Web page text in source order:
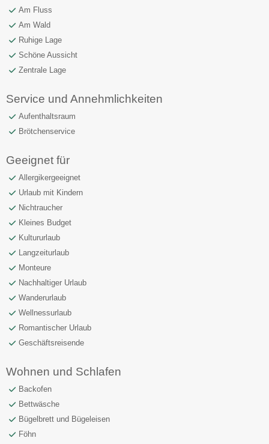
Am Fluss
Am Wald
Ruhige Lage
Schöne Aussicht
Zentrale Lage
Service und Annehmlichkeiten
Aufenthaltsraum
Brötchenservice
Geeignet für
Allergikergeeignet
Urlaub mit Kindern
Nichtraucher
Kleines Budget
Kultururlaub
Langzeiturlaub
Monteure
Nachhaltiger Urlaub
Wanderurlaub
Wellnessurlaub
Romantischer Urlaub
Geschäftsreisende
Wohnen und Schlafen
Backofen
Bettwäsche
Bügelbrett und Bügeleisen
Föhn